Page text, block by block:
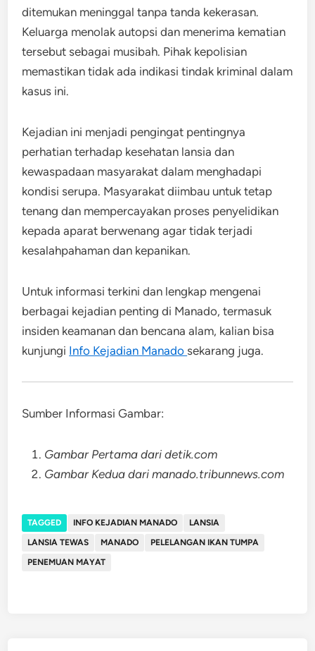
ditemukan meninggal tanpa tanda kekerasan.
Keluarga menolak autopsi dan menerima kematian
tersebut sebagai musibah. Pihak kepolisian
memastikan tidak ada indikasi tindak kriminal dalam
kasus ini.
Kejadian ini menjadi pengingat pentingnya
perhatian terhadap kesehatan lansia dan
kewaspadaan masyarakat dalam menghadapi
kondisi serupa. Masyarakat diimbau untuk tetap
tenang dan mempercayakan proses penyelidikan
kepada aparat berwenang agar tidak terjadi
kesalahpahaman dan kepanikan.
Untuk informasi terkini dan lengkap mengenai
berbagai kejadian penting di Manado, termasuk
insiden keamanan dan bencana alam, kalian bisa
kunjungi Info Kejadian Manado sekarang juga.
Sumber Informasi Gambar:
Gambar Pertama dari detik.com
Gambar Kedua dari manado.tribunnews.com
TAGGED INFO KEJADIAN MANADO
LANSIA
LANSIA TEWAS
MANADO
PELELANGAN IKAN TUMPA
PENEMUAN MAYAT